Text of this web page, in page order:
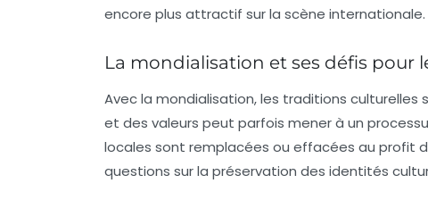
encore plus attractif sur la scène internationale.
La mondialisation et ses défis pour
Avec la mondialisation, les traditions culturelles
et des valeurs peut parfois mener à un
locales sont remplacées ou effacées au profit
questions sur la préservation des identités